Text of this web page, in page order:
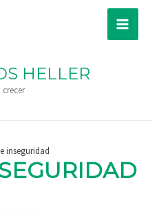
Main
HELLER
inseguridad